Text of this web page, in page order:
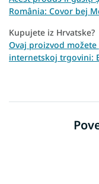
România: Covor bej
Kupujete iz Hrvatske?
Ovaj proizvod
internetskoj trgovini: